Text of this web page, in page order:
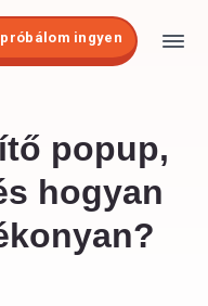
ingyen
popup,
hogyan